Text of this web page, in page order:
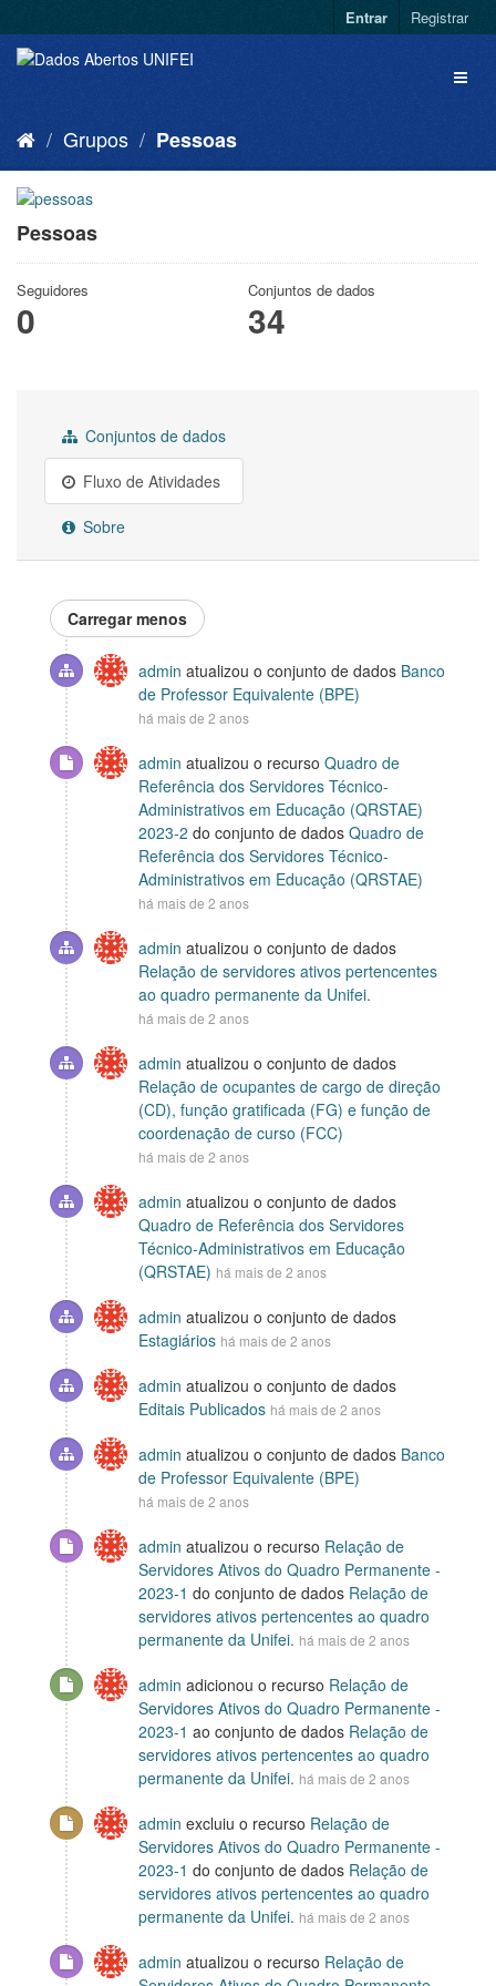
Entrar Registrar
Grupos Pessoas
Pessoas
Seguidores
0
Conjuntos de dados
34
Conjuntos de dados
Fluxo de Atividades
Sobre
Carregar menos
admin atualizou o conjunto de dados Banco
de Professor Equivalente (BPE)
há mais de 2 anos
admin atualizou o recurso Quadro de
Referência dos Servidores Técnico-
Administrativos em Educação (QRSTAE)
2023-2 do conjunto de dados Quadro de
Referência dos Servidores Técnico-
Administrativos em Educação (QRSTAE)
há mais de 2 anos
admin atualizou o conjunto de dados
Relação de servidores ativos pertencentes
ao quadro permanente da Unifei.
há mais de 2 anos
admin atualizou o conjunto de dados
Relação de ocupantes de cargo de direção
(CD), função gratificada (FG) e função de
coordenação de curso (FCC)
há mais de 2 anos
admin atualizou o conjunto de dados
Quadro de Referência dos Servidores
Técnico-Administrativos em Educação
(QRSTAE) há mais de 2 anos
admin atualizou o conjunto de dados
Estagiários há mais de 2 anos
admin atualizou o conjunto de dados
Editais Publicados há mais de 2 anos
admin atualizou o conjunto de dados Banco
de Professor Equivalente (BPE)
há mais de 2 anos
admin atualizou o recurso Relação de
Servidores Ativos do Quadro Permanente -
2023-1 do conjunto de dados Relação de
servidores ativos pertencentes ao quadro
permanente da Unifei. há mais de 2 anos
admin adicionou o recurso Relação de
Servidores Ativos do Quadro Permanente -
2023-1 ao conjunto de dados Relação de
servidores ativos pertencentes ao quadro
permanente da Unifei. há mais de 2 anos
admin excluiu o recurso Relação de
Servidores Ativos do Quadro Permanente -
2023-1 do conjunto de dados Relação de
servidores ativos pertencentes ao quadro
permanente da Unifei. há mais de 2 anos
admin atualizou o recurso Relação de